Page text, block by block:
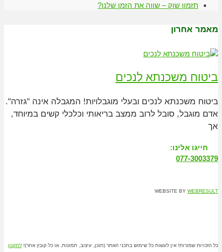
תזמון שוק – שווה את הזמן שלנו?
מאמר אחרון
ביטוח משכנתא לנכים
ביטוח משכנתא לנכים ובעלי מוגבלויות! המגבלה אינה "גזרה".
אדם מוגבל, סובל לרוב ממצב בריאותי וכלכלי קשים במיוחד,
אך
חייגו אלינו:
077-3003379
WEBSITE BY WEBRESULT
כל הזכויות שמורות! אין לעשות כל שימוש בתכני האתר (תוכן, עיצוב, תמונות, או כל קובץ אחר)! לתקנון